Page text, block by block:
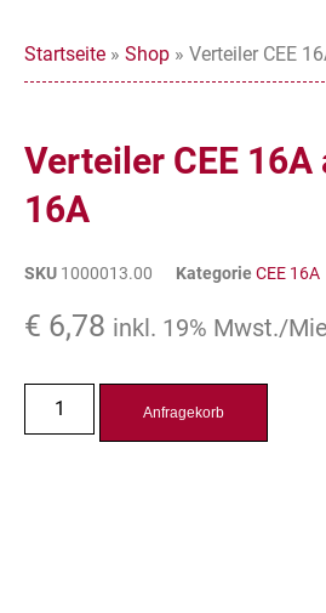
Startseite » Shop » Verteiler CEE
Verteiler CEE 16A
16A
SKU 1000013.00 KategorieCEE 16A
€ 6,78 inkl. 19% Mwst./
Anfragekorb